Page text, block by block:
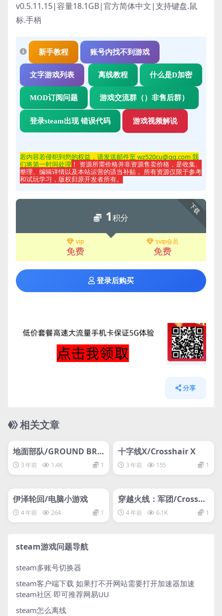
v0.5.11.15|容量18.1GB|官方简体中文|支持键盘.鼠
标.手柄
新手教程 账号内找不到游戏
文字游戏列表 离线教程 什么是D加密
MOD订阅问题 游戏交流群（）非售后群）
登录steam出现 错误代码 游戏视频解说
若内容若侵犯到您的权益，请发送邮件至 wz520cu@qq.com 我
们将第一时间处理 ！ 资源所需价格并非资源售卖价格，是收集、
整理、编辑详情以及本站运营的适当补贴， 所有资源仅限于参考
和试玩学习，版权归原开发者所有。
下载
1积分
vip
免费
svip会员
免费
登录后购买
分享
相关文章
支持网络联机
地面部队/GROUND BRA
NCH/支持网络联机
3 年前 1.4K 1
网盘下载游戏
十字线X/Crosshair X
3 年前 155 1
网盘下载游戏
伊泽轮回/电脑小游戏
4 年前 264 1
网盘下载游戏
穿越火线：军团/Crossfir
e: Legion
4 年前 6.1K 1
steam游戏问题导航
steam多账号切换器
steam客户端下载 如果打不开网站需要打开加速器加速
steam社区 即可推荐网易UU
steam怎么离线